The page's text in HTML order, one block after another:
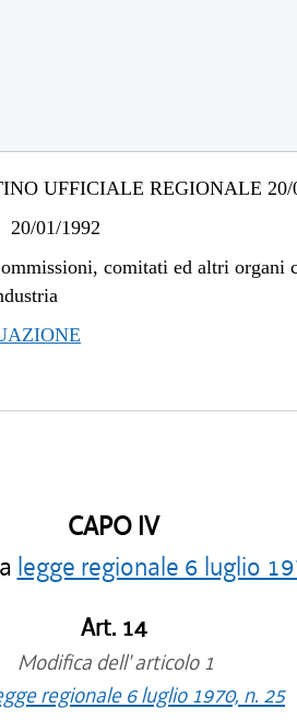
UFFICIALE REGIONALE 20/
20/01/1992
comitati ed altri organi
CAPO IV
legge regionale 6 luglio
Art. 14
Modifica dell' articolo 1
regionale 6 luglio 1970, n. 25